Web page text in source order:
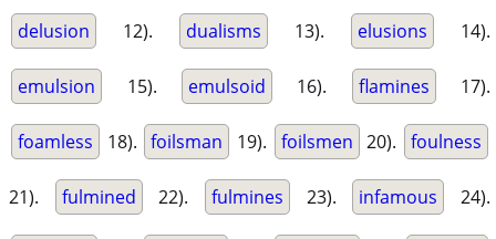
delusion 12). dualisms 13). elusions 14).
emulsion 15). emulsoid 16). flamines 17).
foamless 18). foilsman 19). foilsmen 20). foulness
21). fulmined 22). fulmines 23). infamous 24).